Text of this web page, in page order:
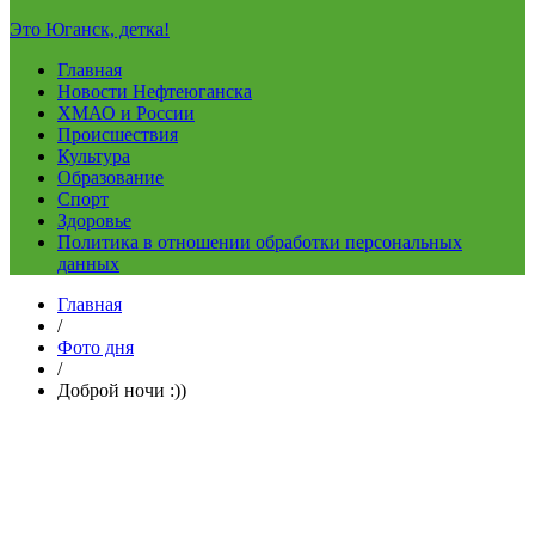
Это Юганск, детка!
Главная
Новости Нефтеюганска
ХМАО и России
Происшествия
Культура
Образование
Спорт
Здоровье
Политика в отношении обработки персональных
данных
Главная
/
Фото дня
/
Доброй ночи :))